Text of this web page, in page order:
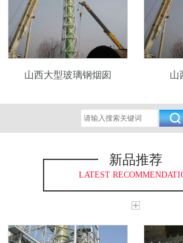
山西大型玻璃钢烟囱 山
新品推荐
LATEST